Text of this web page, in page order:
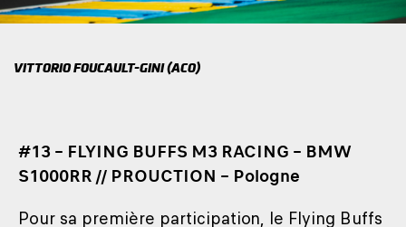
VITTORIO FOUCAULT-GINI (ACO)
#13 – FLYING BUFFS M3 RACING – BMW
S1000RR // PROUCTION – Pologne
Pour sa première participation, le Flying Buffs